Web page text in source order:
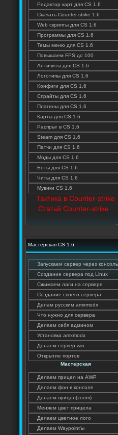
Редактор карт для CS 1.6
Скачать Counter-strike 1.6
Web скрипты для CS 1.6
Программы для CS 1.6
Темы меню для CS 1.6
Повышаем FPS до 100
Античиты для CS 1.6
Логотипы для CS 1.6
Конфиги для CS 1.6
Спрайты для CS 1.6
Плагины для CS 1.6
Карты для CS 1.6
Распрыг в CS 1.6
Steam для CS 1.6
Патчи для CS 1.6
Моды для CS 1.6
Боты для CS 1.6
Читы для CS 1.6
Мувики CS 1.6
Тактика в Counter-strike
Статьй Counter-strike
Мастерская CS 1.6
Запускаем сервер через консоль
Создание сервера под Linux
Сжимаем лаги на сервере
Создание своего сервера
Делам русским amxmodx
Что нужно для сервера
Делаем себя админом
Установка amxmodx
Делаем сервер win
Открытие портов
Мастерская
Делаем прицел на AWP
Делаем фон в консоле
Делаем прицел(zoom)
Меняем цвет прицела
Делаем цветное лого
Делаем Waypoint'ы